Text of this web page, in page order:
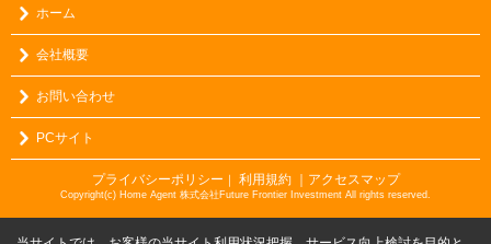
ホーム
会社概要
お問い合わせ
PCサイト
プライバシーポリシー ｜ 利用規約 ｜アクセスマップ
Copyright(c) Home Agent 株式会社Future Frontier Investment All rights reserved.